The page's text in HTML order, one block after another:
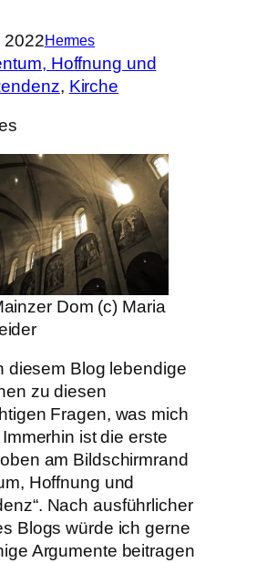
2022Hermes
Hoffnung und
, Kirche
Dom (c) Maria
diesem Blog lebendige
zu diesen
Fragen, was mich
ist die erste
am Bildschirmrand
Hoffnung und
Nach ausführlicher
Blogs würde ich gerne
Argumente beitragen